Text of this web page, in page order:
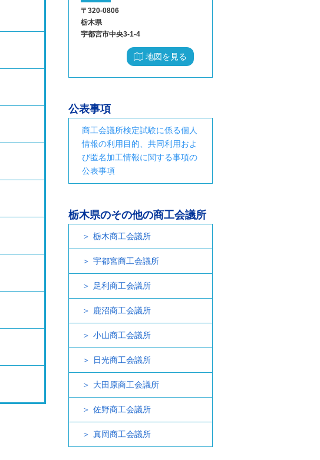
〒320-0806
栃木県
宇都宮市中央3-1-4
地図を見る
公表事項
商工会議所検定試験に係る個人
情報の利用目的、共同利用およ
び匿名加工情報に関する事項の
公表事項
栃木県のその他の商工会議所
栃木商工会議所
宇都宮商工会議所
足利商工会議所
鹿沼商工会議所
小山商工会議所
日光商工会議所
大田原商工会議所
佐野商工会議所
真岡商工会議所